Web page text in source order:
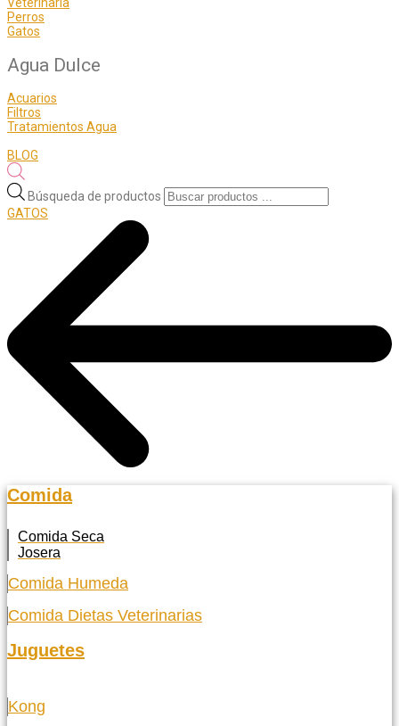
Veterinaria
Perros
Gatos
Agua Dulce
Acuarios
Filtros
Tratamientos Agua
BLOG
Búsqueda de productos
GATOS
Comida
Comida Seca
Josera
Comida Humeda
Comida Dietas Veterinarias
Juguetes
Kong